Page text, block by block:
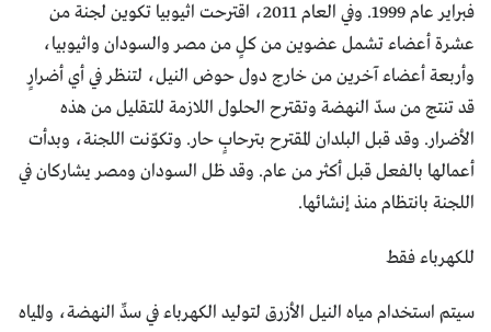
فبراير عام 1999. وفي العام 2011، اقترحت اثيوبيا تكوين لجنة من
عشرة أعضاء تشمل عضوين من كلٍ من مصر والسودان واثيوبيا،
وأربعة أعضاء آخرين من خارج دول حوض النيل، لتنظر في أي أضرارٍ
قد تنتج من سدّ النهضة وتقترح الحلول اللازمة للتقليل من هذه
الأضرار. وقد قبل البلدان المقترح بترحابٍ حار. وتكوّنت اللجنة، وبدأت
أعمالها بالفعل قبل أكثر من عام. وقد ظل السودان ومصر يشاركان في
اللجنة بانتظام منذ إنشائها.
للكهرباء فقط
سيتم استخدام مياه النيل الأزرق لتوليد الكهرباء في سدِّ النهضة، والمياه